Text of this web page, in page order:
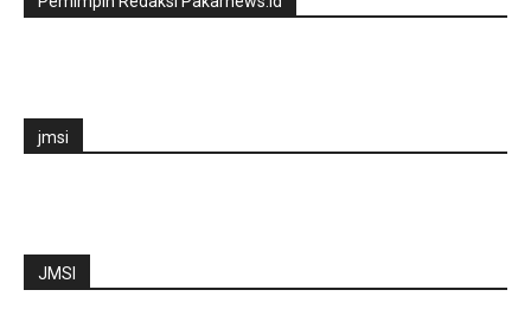
jmsi
JMSI